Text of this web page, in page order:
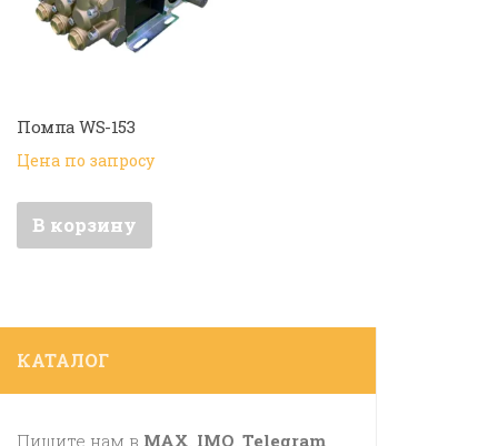
Помпа WS-153
Цена по запросу
В корзину
КАТАЛОГ
Пишите нам в MAX, IMO, Telegram